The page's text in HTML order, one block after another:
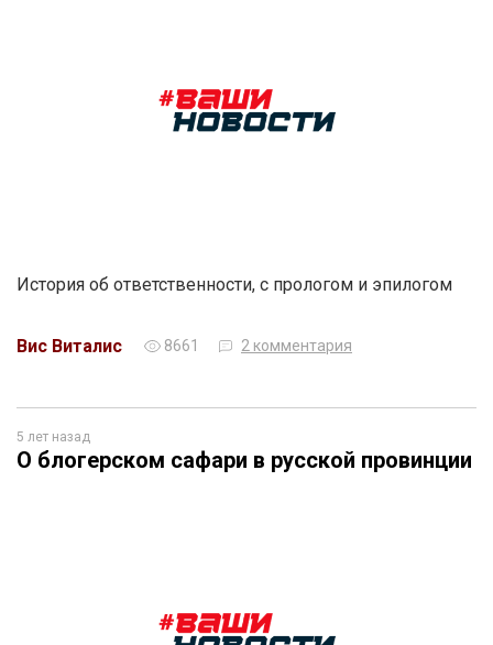
История об ответственности, с прологом и эпилогом
Вис Виталис 8661 2 комментария
5 лет назад
О блогерском сафари в русской провинции